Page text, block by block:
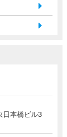
日本橋ビル3